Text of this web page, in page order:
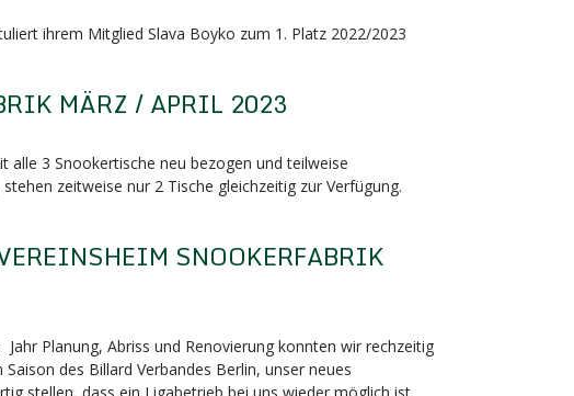
ihrem Mitglied Slava Boyko zum 1. Platz 2022/2023
MÄRZ / APRIL 2023
alle 3 Snookertische neu bezogen und teilweise
zeitweise nur 2 Tische gleichzeitig zur Verfügung.
SNOOKERFABRIK
Planung, Abriss und Renovierung konnten wir rechzeitig
des Billard Verbandes Berlin, unser neues